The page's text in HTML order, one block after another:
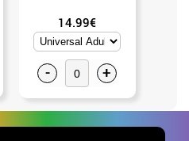
14.99€
- +